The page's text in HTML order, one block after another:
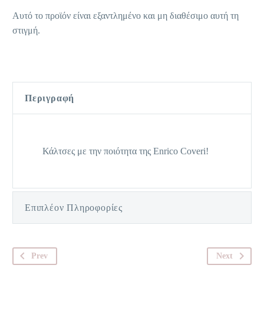
Αυτό το προϊόν είναι εξαντλημένο και μη διαθέσιμο αυτή τη
στιγμή.
Περιγραφή
Κάλτσες με την ποιότητα της Enrico Coveri!
Επιπλέον Πληροφορίες
Prev Next